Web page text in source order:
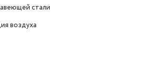
стали
воздуха